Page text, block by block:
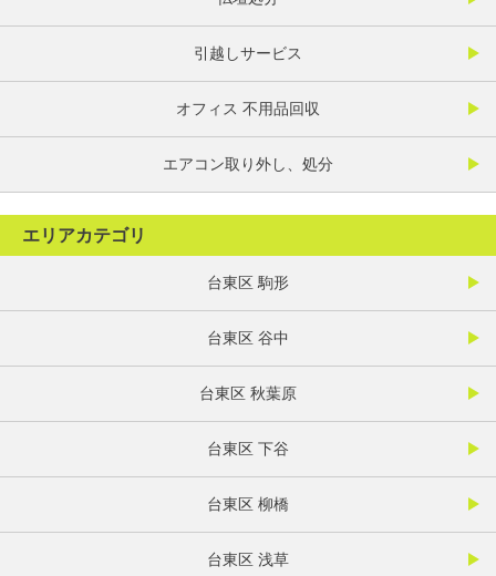
引越しサービス
オフィス 不用品回収
エアコン取り外し、処分
エリアカテゴリ
台東区 駒形
台東区 谷中
台東区 秋葉原
台東区 下谷
台東区 柳橋
台東区 浅草